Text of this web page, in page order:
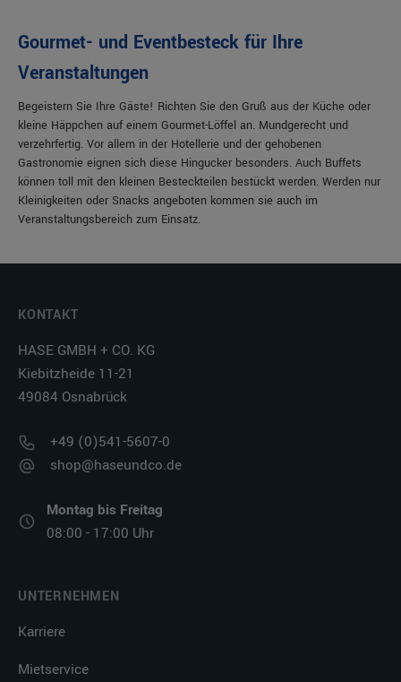
Gourmet- und Eventbesteck für Ihre
Veranstaltungen
Begeistern Sie Ihre Gäste! Richten Sie den Gruß aus der Küche oder
kleine Häppchen auf einem Gourmet-Löffel an. Mundgerecht und
verzehrfertig. Vor allem in der Hotellerie und der gehobenen
Gastronomie eignen sich diese Hingucker besonders. Auch Buffets
können toll mit den kleinen Besteckteilen bestückt werden. Werden nur
Kleinigkeiten oder Snacks angeboten kommen sie auch im
Veranstaltungsbereich zum Einsatz.
KONTAKT
HASE GMBH + CO. KG
Kiebitzheide 11-21
49084 Osnabrück
+49 (0)541-5607-0
shop@haseundco.de
Montag bis Freitag
08:00 - 17:00 Uhr
UNTERNEHMEN
Karriere
Mietservice